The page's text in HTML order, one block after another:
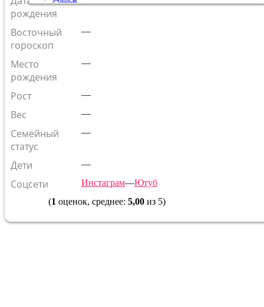
рождения
Восточный
гороскоп
—
Место
рождения
—
Рост —
Вес —
Семейный
статус
—
Дети —
Соцсети Инстаграм—Ютуб
(1 оценок, среднее: 5,00 из 5)